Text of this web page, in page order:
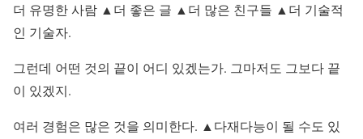
더 유명한 사람 ▲더 좋은 글 ▲더 많은 친구들 ▲더 기술적
인 기술자.
그런데 어떤 것의 끝이 어디 있겠는가. 그마저도 그보다 끝
이 있겠지.
여러 경험은 많은 것을 의미한다. ▲다재다능이 될 수도 있